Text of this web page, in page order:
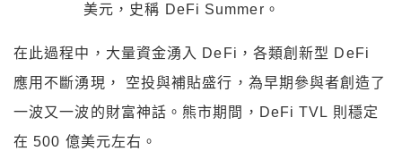
美元，史稱 DeFi Summer。
在此過程中，大量資金湧入 DeFi，各類創新型 DeFi
應用不斷湧現， 空投與補貼盛行，為早期參與者創造了
一波又一波的財富神話。熊市期間，DeFi TVL 則穩定
在 500 億美元左右。